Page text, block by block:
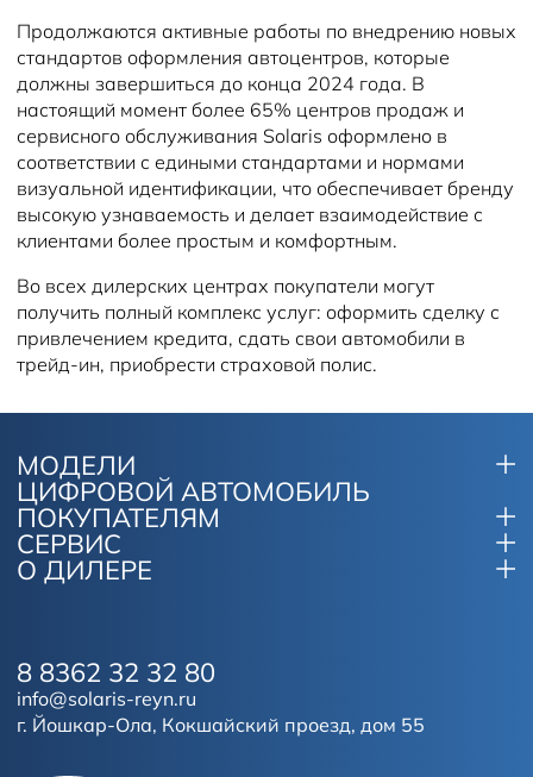
Продолжаются активные работы по внедрению новых
стандартов оформления автоцентров, которые
должны завершиться до конца 2024 года. В
настоящий момент более 65% центров продаж и
сервисного обслуживания Solaris оформлено в
соответствии с едиными стандартами и нормами
визуальной идентификации, что обеспечивает бренду
высокую узнаваемость и делает взаимодействие с
клиентами более простым и комфортным.
Во всех дилерских центрах покупатели могут
получить полный комплекс услуг: оформить сделку с
привлечением кредита, сдать свои автомобили в
трейд-ин, приобрести страховой полис.
МОДЕЛИ
ЦИФРОВОЙ АВТОМОБИЛЬ
ПОКУПАТЕЛЯМ
СЕРВИС
О ДИЛЕРЕ
г. Йошкар-Ола, Кокшайский проезд, дом 55
8 8362 32 32 80
info@solaris-reyn.ru